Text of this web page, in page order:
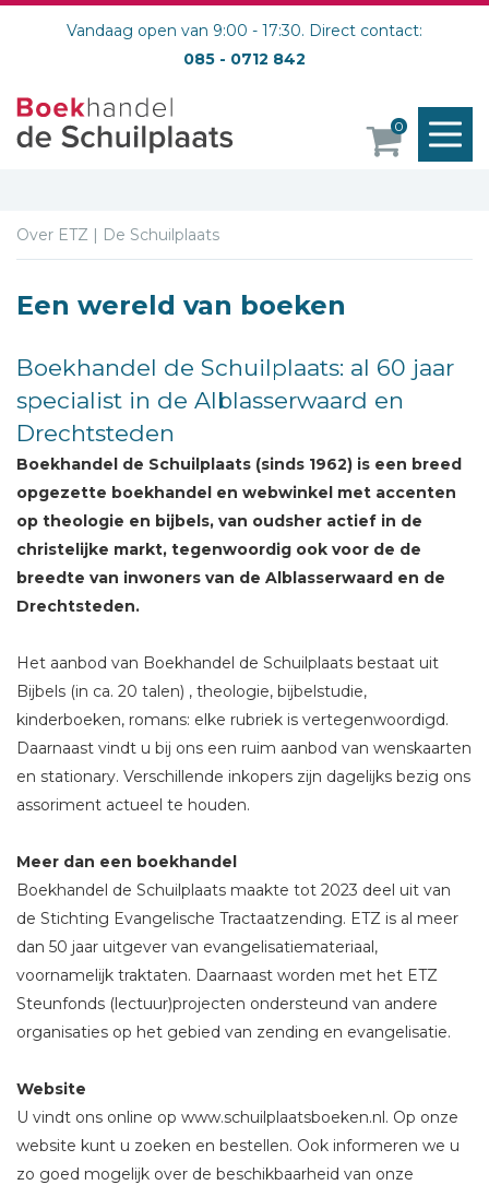
Vandaag open van 9:00 - 17:30. Direct contact:
085 - 0712 842
0
Over ETZ | De Schuilplaats
Een wereld van boeken
Boekhandel de Schuilplaats: al 60 jaar
specialist in de Alblasserwaard en
Drechtsteden
Boekhandel de Schuilplaats (sinds 1962) is een breed
opgezette boekhandel en webwinkel met accenten
op theologie en bijbels, van oudsher actief in de
christelijke markt, tegenwoordig ook voor de de
breedte van inwoners van de Alblasserwaard en de
Drechtsteden.
Het aanbod van Boekhandel de Schuilplaats bestaat uit
Bijbels (in ca. 20 talen) , theologie, bijbelstudie,
kinderboeken, romans: elke rubriek is vertegenwoordigd.
Daarnaast vindt u bij ons een ruim aanbod van wenskaarten
en stationary. Verschillende inkopers zijn dagelijks bezig ons
assoriment actueel te houden.
Meer dan een boekhandel
Boekhandel de Schuilplaats maakte tot 2023 deel uit van
de Stichting Evangelische Tractaatzending. ETZ is al meer
dan 50 jaar uitgever van evangelisatiemateriaal,
voornamelijk traktaten. Daarnaast worden met het ETZ
Steunfonds (lectuur)projecten ondersteund van andere
organisaties op het gebied van zending en evangelisatie.
Website
U vindt ons online op www.schuilplaatsboeken.nl. Op onze
website kunt u zoeken en bestellen. Ook informeren we u
zo goed mogelijk over de beschikbaarheid van onze